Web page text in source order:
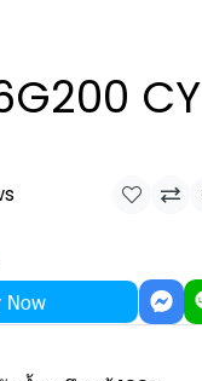
CY
Now